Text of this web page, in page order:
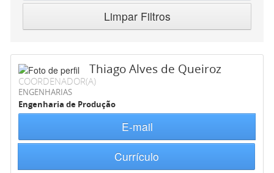
Limpar Filtros
Thiago Alves de Queiroz
COORDENADOR(A)
ENGENHARIAS
Engenharia de Produção
E-mail
Currículo